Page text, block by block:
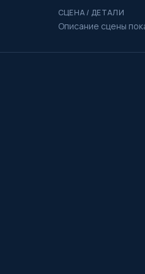
СЦЕНА / ДЕТАЛИ
Описание сцены